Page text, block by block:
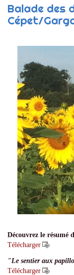
Balade des
Cépet/
Découvrez le résumé
Télécharger
"Le sentier aux
Télécharger